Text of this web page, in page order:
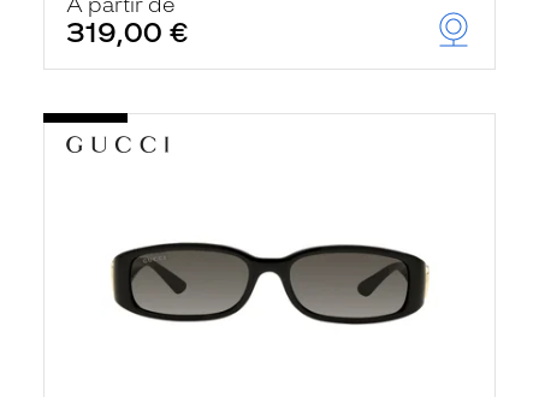
À partir de
319,00 €